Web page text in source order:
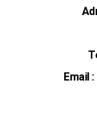
Email :